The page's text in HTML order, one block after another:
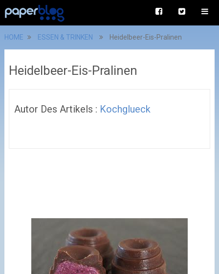
HOME ESSEN & TRINKEN Heidelbeer-Eis-Pralinen
Heidelbeer-Eis-Pralinen
Autor Des Artikels : Kochglueck